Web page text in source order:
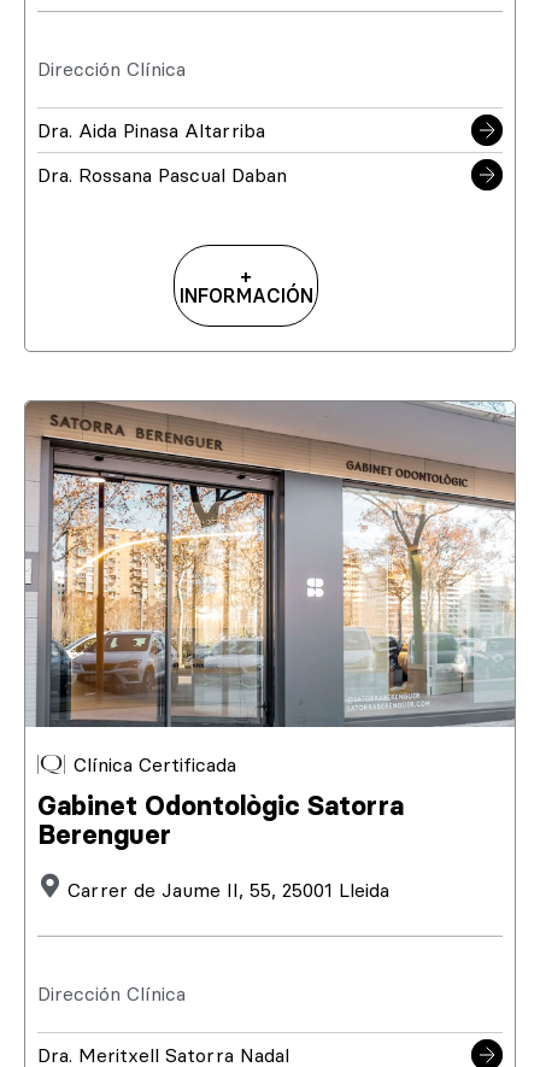
Dirección Clínica
Dra. Aida Pinasa Altarriba
Dra. Rossana Pascual Daban
+
INFORMACIÓN
Clínica Certificada
Gabinet Odontològic Satorra
Berenguer
Carrer de Jaume II, 55, 25001 Lleida
Dirección Clínica
Dra. Meritxell Satorra Nadal